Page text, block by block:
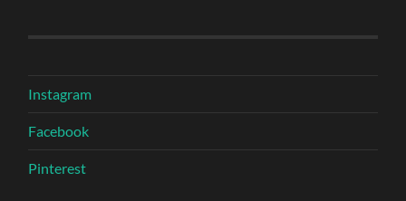
Instagram
Facebook
Pinterest